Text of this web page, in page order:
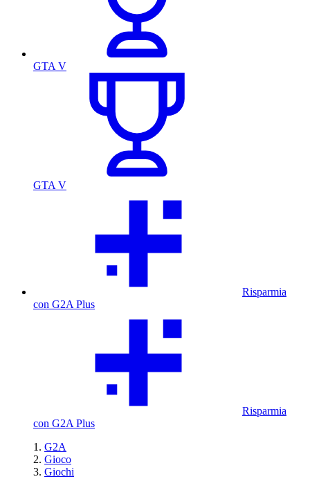
GTA V
GTA V
Risparmia
con G2A Plus
Risparmia
con G2A Plus
G2A
Gioco
Giochi